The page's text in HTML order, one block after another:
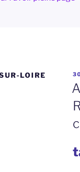
LOIRE
LE